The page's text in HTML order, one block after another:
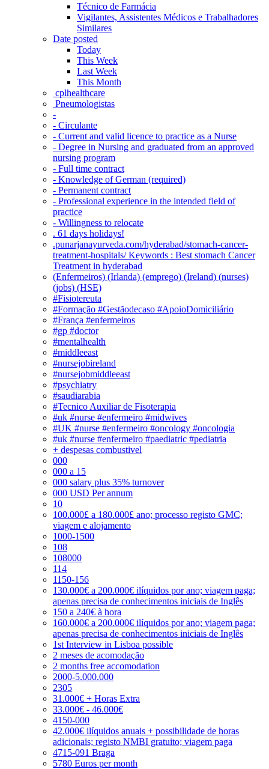
Técnico de Farmácia
Vigilantes, Assistentes Médicos e Trabalhadores
Similares
Date posted
Today
This Week
Last Week
This Month
‎ cplhealthcare‬
Pneumologistas
-
- Circulante
- Current and valid licence to practice as a Nurse
- Degree in Nursing and graduated from an approved
nursing program
- Full time contract
- Knowledge of German (required)
- Permanent contract
- Professional experience in the intended field of
practice
- Willingness to relocate
. 61 days holidays!
.punarjanayurveda.com/hyderabad/stomach-cancer-
treatment-hospitals/ Keywords : Best stomach Cancer
Treatment in hyderabad
(Enfermeiros) (Irlanda) (emprego) (Ireland) (nurses)
(jobs) (HSE)
#Fisiotereuta
#Formação #Gestãodecaso #ApoioDomiciliário
#França #enfermeiros
#gp #doctor
#mentalhealth
#middleeast
#nursejobireland
#nursejobmiddleeast
#psychiatry
#saudiarabia
#Tecnico Auxiliar de Fisoterapia
#uk #nurse #enfermeiro #midwives
#UK #nurse #enfermeiro #oncology #oncologia
#uk #nurse #enfermeiro #paediatric #pediatria
+ despesas combustivel
000
000 a 15
000 salary plus 35% turnover
000 USD Per annum
10
100.000£ a 180.000£ ano; processo registo GMC;
viagem e alojamento
1000-1500
108
108000
114
1150-156
130.000€ a 200.000€ ilíquidos por ano; viagem paga;
apenas precisa de conhecimentos iniciais de Inglês
150 a 240€ à hora
160.000€ a 200.000€ ilíquidos por ano; viagem paga;
apenas precisa de conhecimentos iniciais de Inglês
1st Interview in Lisboa possible
2 meses de acomodação
2 months free accomodation
2000-5.000.000
2305
31.000€ + Horas Extra
33.000€ - 46.000€
4150-000
42.000€ ilíquidos anuais + possibilidade de horas
adicionais; registo NMBI gratuito; viagem paga
4715-091 Braga
5780 Euros per month